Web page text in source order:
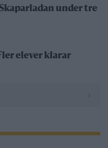
under tre
elever klarar